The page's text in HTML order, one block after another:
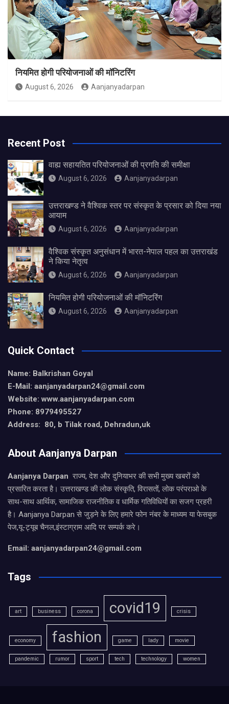
नियमित होगी परियोजनाओं की मॉनिटरिंग
August 6, 2026 Aanjanyadarpan
Recent Post
वाह्य सहायतित परियोजनाओं की प्रगति की समीक्षा
August 6, 2026 Aanjanyadarpan
उत्तराखण्ड ने वैश्विक स्तर पर संस्कृत के प्रसार को दिया नया
आयाम
August 6, 2026 Aanjanyadarpan
वैश्विक संस्कृत अनुसंधान में भारत-नेपाल पहल का उत्तराखंड
ने किया नेतृत्व
August 6, 2026 Aanjanyadarpan
नियमित होगी परियोजनाओं की मॉनिटरिंग
August 6, 2026 Aanjanyadarpan
Quick Contact
Name: Balkrishan Goyal
E-Mail: aanjanyadarpan24@gmail.com
Website: www.aanjanyadarpan.com
Phone: 8979495527
Address: 80, b Tilak road, Dehradun,uk
About Aanjanya Darpan
Aanjanya Darpan राज्य, देश और दुनियाभर की सभी मुख्य खबरों को
प्रसारित करता है। उत्तराखण्ड की लोक संस्कृति, विरासतों, लोक परंपराओ के
साथ-साथ आर्थिक, सामाजिक राजनीतिक व धार्मिक गतिविधियों का सजग प्रहरी
है। Aanjanya Darpan से जुड़ने के लिए हमारे फोन नंबर के माध्यम या फेसबुक
पेज,यू-ट्यूब चैनल,इंस्टाग्राम आदि पर सम्पर्क करे।
Email: aanjanyadarpan24@gmail.com
Tags
art business corona covid19 crisis
economy fashion game lady movie
pandemic rumor sport tech technology women